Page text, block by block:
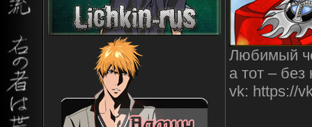
Любимый
а тот –
vk: https://